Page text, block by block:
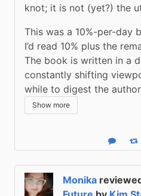
knot; it is not (yet?) the
This was a 10%-per-day
I’d read 10% plus the
The book is written in a
constantly shifting
while to digest the
Show more
Reply
Monika